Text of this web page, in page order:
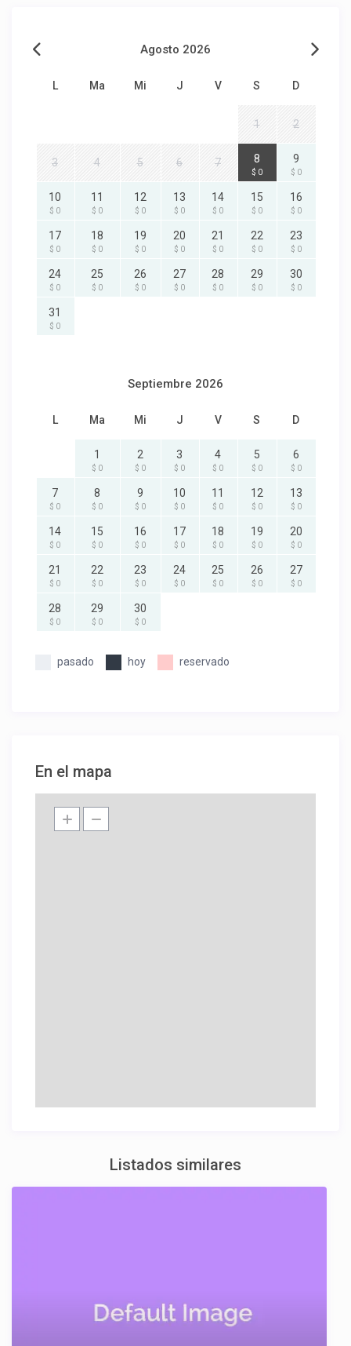
Agosto 2026
L Ma Mi J V S D
1 2
3 4 5 6 7 8
$ 0
9
$ 0
10
$ 0
11
$ 0
12
$ 0
13
$ 0
14
$ 0
15
$ 0
16
$ 0
17
$ 0
18
$ 0
19
$ 0
20
$ 0
21
$ 0
22
$ 0
23
$ 0
24
$ 0
25
$ 0
26
$ 0
27
$ 0
28
$ 0
29
$ 0
30
$ 0
31
$ 0
Septiembre 2026
L Ma Mi J V S D
1
$ 0
2
$ 0
3
$ 0
4
$ 0
5
$ 0
6
$ 0
7
$ 0
8
$ 0
9
$ 0
10
$ 0
11
$ 0
12
$ 0
13
$ 0
14
$ 0
15
$ 0
16
$ 0
17
$ 0
18
$ 0
19
$ 0
20
$ 0
21
$ 0
22
$ 0
23
$ 0
24
$ 0
25
$ 0
26
$ 0
27
$ 0
28
$ 0
29
$ 0
30
$ 0
pasado hoy reservado
En el mapa
Listados similares